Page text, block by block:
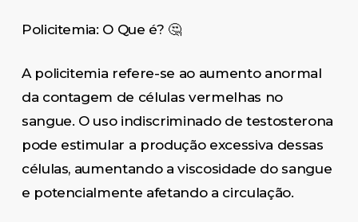
Policitemia: O Que é? 🤔
A policitemia refere-se ao aumento anormal
da contagem de células vermelhas no
sangue. O uso indiscriminado de testosterona
pode estimular a produção excessiva dessas
células, aumentando a viscosidade do sangue
e potencialmente afetando a circulação.